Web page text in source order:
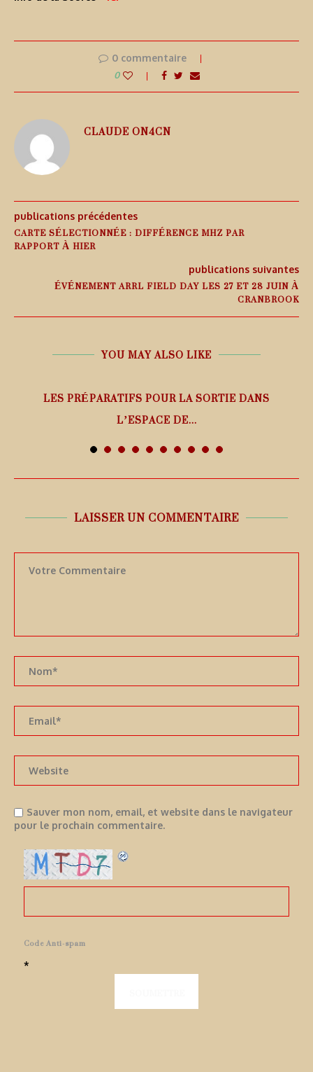
0 commentaire
0
CLAUDE ON4CN
publications précédentes
CARTE SÉLECTIONNÉE : DIFFÉRENCE MHZ PAR
RAPPORT À HIER
publications suivantes
ÉVÉNEMENT ARRL FIELD DAY LES 27 ET 28 JUIN À
CRANBROOK
YOU MAY ALSO LIKE
LES PRÉPARATIFS POUR LA SORTIE DANS
L’ESPACE DE...
LAISSER UN COMMENTAIRE
Sauver mon nom, email, et website dans le navigateur
pour le prochain commentaire.
Code Anti-spam
*